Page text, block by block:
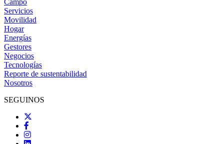
Campo
Servicios
Movilidad
Hogar
Energías
Gestores
Negocios
Tecnologías
Reporte de sustentabilidad
Nosotros
SEGUINOS